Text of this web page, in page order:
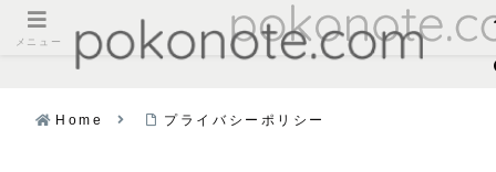
Home プライバシーポリシー
メニュー